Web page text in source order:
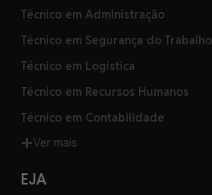
Técnico em Administração
Técnico em Segurança do Trabalho
Técnico em Logística
Técnico em Recursos Humanos
Técnico em Contabilidade
Ver mais
EJA